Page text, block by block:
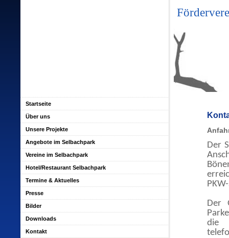
Der
Der
die
Startseite
Über uns
Unsere Projekte
Angebote im Selbachpark
Vereine im Selbachpark
Hotel/Restaurant Selbachpark
Termine & Aktuelles
Presse
Bilder
Downloads
Kontakt